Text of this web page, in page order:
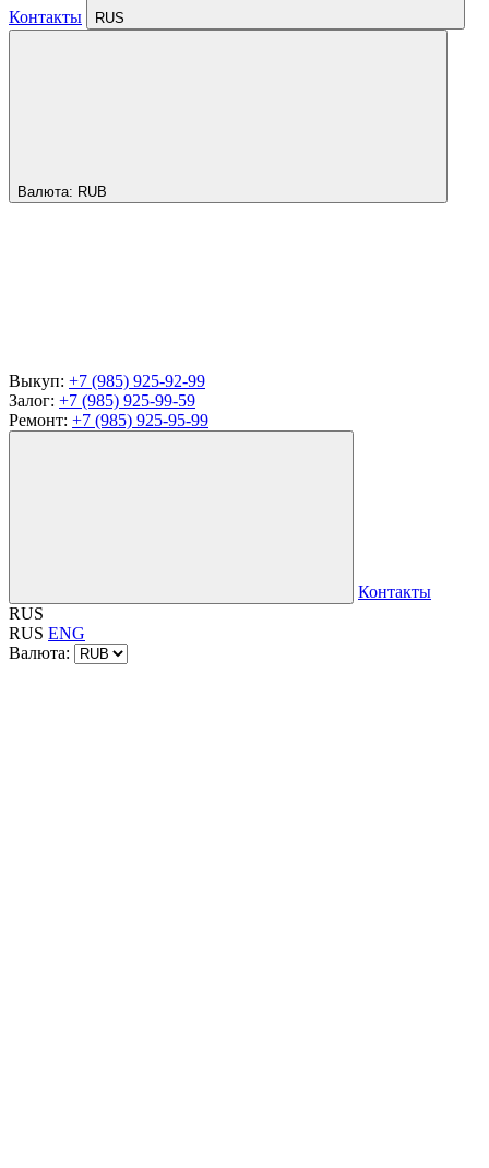
Контакты RUS
Валюта: RUB
Выкуп: +7 (985) 925-92-99
Залог: +7 (985) 925-99-59
Ремонт: +7 (985) 925-95-99
Контакты
RUS
RUS ENG
Валюта: